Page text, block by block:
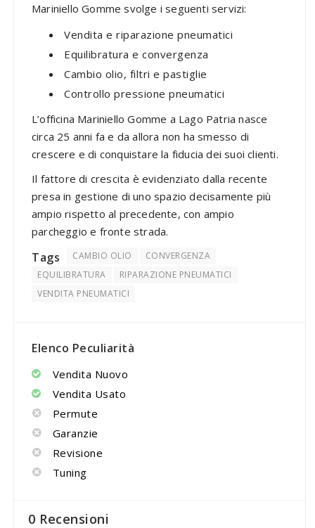
Mariniello Gomme svolge i seguenti servizi:
Vendita e riparazione pneumatici
Equilibratura e convergenza
Cambio olio, filtri e pastiglie
Controllo pressione pneumatici
L’officina Mariniello Gomme a Lago Patria nasce
circa 25 anni fa e da allora non ha smesso di
crescere e di conquistare la fiducia dei suoi clienti.
Il fattore di crescita è evidenziato dalla recente
presa in gestione di uno spazio decisamente più
ampio rispetto al precedente, con ampio
parcheggio e fronte strada.
Tags CAMBIO OLIO
CONVERGENZA
EQUILIBRATURA
RIPARAZIONE PNEUMATICI
VENDITA PNEUMATICI
Elenco Peculiarità
Vendita Nuovo
Vendita Usato
Permute
Garanzie
Revisione
Tuning
0 Recensioni